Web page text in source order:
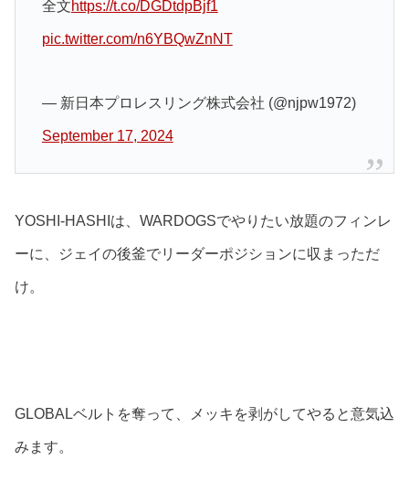
全文https://t.co/DGDtdpBjf1
pic.twitter.com/n6YBQwZnNT
— 新日本プロレスリング株式会社 (@njpw1972)
September 17, 2024
YOSHI-HASHIは、WARDOGSでやりたい放題のフィンレ
ーに、ジェイの後釜でリーダーポジションに収まっただ
け。
GLOBALベルトを奪って、メッキを剥がしてやると意気込
みます。